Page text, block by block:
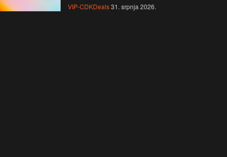
VIP-CDKDeals31. srpnja 2026.